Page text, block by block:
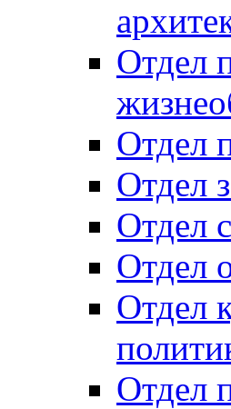
Отдел
Отдел
Отдел
Отдел
Отдел
Отдел
Отдел